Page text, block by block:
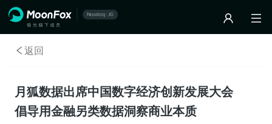
返回
月狐数据出席中国数字经济创新发展大会
倡导用金融另类数据洞察商业本质